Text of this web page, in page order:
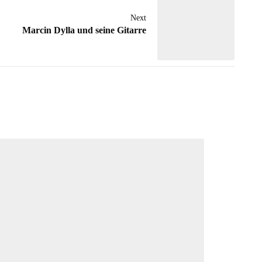
Next
Marcin Dylla und seine Gitarre